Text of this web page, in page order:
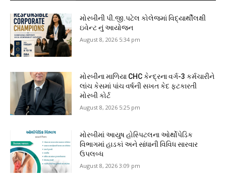
મોરબીની પી.જી.પટેલ કોલેજમાં વિદ્યાર્થીલક્ષી
ઇવેન્ટ નું આયોજન
August 8, 2026 5:34 pm
મોરબીના માળિયા CHC કેન્દ્રના વર્ગ-3 કર્મચારીને
લાંચ કેસમાં પાંચ વર્ષની સખત કેદ ફટકારતી
મોરબી કોર્ટ
August 8, 2026 5:25 pm
મોરબીમાં આયુષ હોસ્પિટલના ઓર્થોપેડિક
વિભાગમાં હાડકાં અને સાંધાની વિવિધ સારવાર
ઉપલબ્ધ
August 8, 2026 3:09 pm